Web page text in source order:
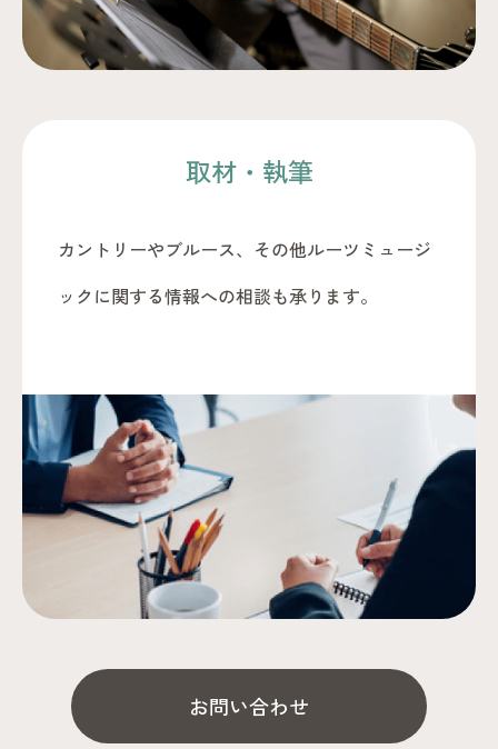
取材・執筆
カントリーやブルース、その他ルーツミュージ
ックに関する情報への相談も承ります。
お問い合わせ